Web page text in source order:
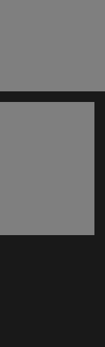
ventana)
ventana)